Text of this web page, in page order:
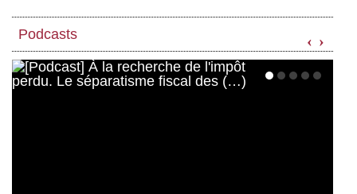
Podcasts ‹ ›